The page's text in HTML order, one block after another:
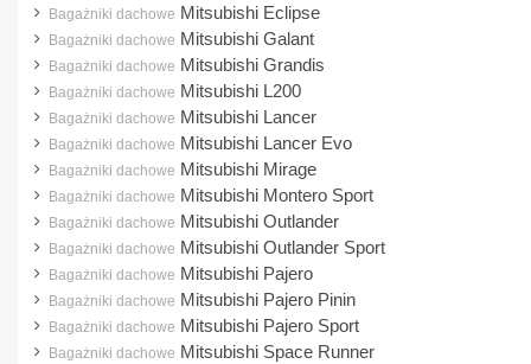
Ford
Honda
Hyundai
Infiniti
Isuzu
Iveco
Jeep
Kia
Bagażniki dachowe Mitsubishi Eclipse
Bagażniki dachowe Mitsubishi Galant
Bagażniki dachowe Mitsubishi Grandis
Bagażniki dachowe Mitsubishi L200
Bagażniki dachowe Mitsubishi Lancer
Bagażniki dachowe Mitsubishi Lancer Evo
Bagażniki dachowe Mitsubishi Mirage
Bagażniki dachowe Mitsubishi Montero Sport
Bagażniki dachowe Mitsubishi Outlander
Bagażniki dachowe Mitsubishi Outlander Sport
Bagażniki dachowe Mitsubishi Pajero
Bagażniki dachowe Mitsubishi Pajero Pinin
Bagażniki dachowe Mitsubishi Pajero Sport
Bagażniki dachowe Mitsubishi Space Runner